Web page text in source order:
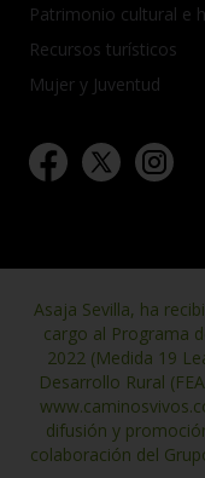
Patrimonio cultural e
Recursos turísticos
Mujer y Juventud
Asaja Sevilla, ha
cargo al Programa
2022 (Medida 19
Desarrollo Rural
difusión y
colaboración del